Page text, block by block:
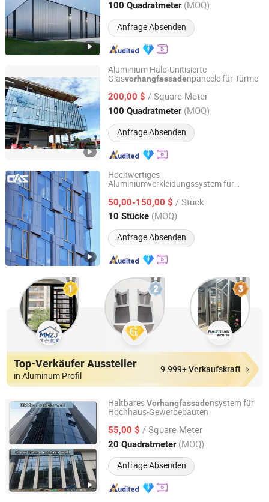
100 Quadratmeter (MOQ)
Anfrage Absenden
Guangdong, China Seit 2026
Aluminium Halb-Unitisierte
Glasvorhangfassadenpaneele für Türme
200,00 $ / Square Meter
100 Quadratmeter (MOQ)
Anfrage Absenden
GUANGZHOU HOMI ALUMINIUM CO., LTD
Guangdong, China Seit 2019
Hochwertiges
Aluminiumverkleidungssystem für
Hochgebirgen
50,00-150,00 $ / Stück
10 Stücke (MOQ)
Anfrage Absenden
Cas Facade Co., Ltd
Guangdong, China Seit 2025
Top-Verkäufer Aussteller
in Aluminum Profil
9.999+ Verkaufskraft
HaltbaresVorhangfassadensystem für
Hochhaus-Gewerbebauten
55,00 $ / Square Meter
20 Quadratmeter (MOQ)
Anfrage Absenden
Foshan Xingyu Anya Technology Co., Ltd
Guangdong, China Seit 2025